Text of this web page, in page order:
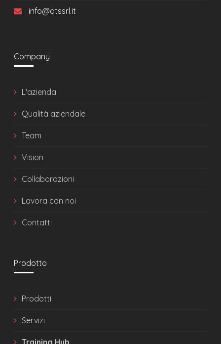
info@dtssrl.it
Company
L'azienda
Qualità aziendale
Team
Vision
Collaborazioni
Lavora con noi
Contatti
Prodotto
Prodotti
Servizi